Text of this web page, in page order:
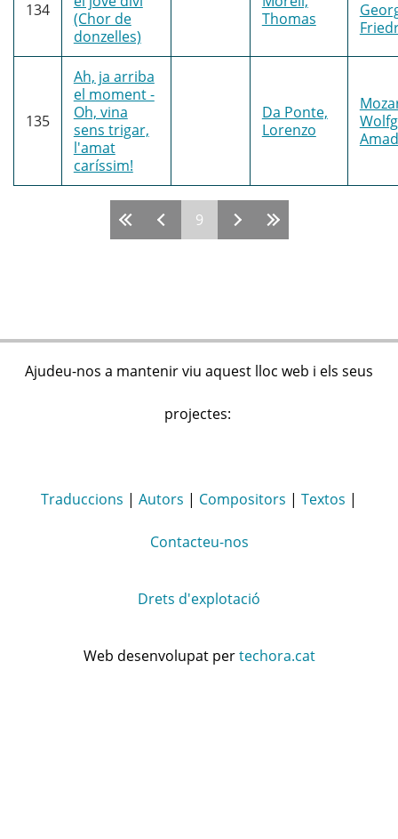
134
(Chor de
donzelles)
Thomas
135
Ah, ja arriba
el moment -
Oh, vina
sens trigar,
l'amat
caríssim!
Da Ponte,
Lorenzo
9
Ajudeu-nos a mantenir viu aquest lloc web i els seus
projectes:
Traduccions | Autors | Compositors | Textos |
Contacteu-nos
Drets d'explotació
Web desenvolupat pertechora.cat